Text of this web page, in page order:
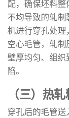
配，确保坯料
不均导致的轧
机进行穿孔处
空心毛管，轧制
壁厚均匀、组
陷。
（三）热
穿孔后的毛管送